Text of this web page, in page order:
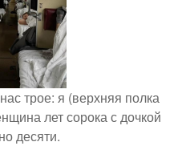
трое: я (верхняя полка
лет сорока с дочкой
десяти.